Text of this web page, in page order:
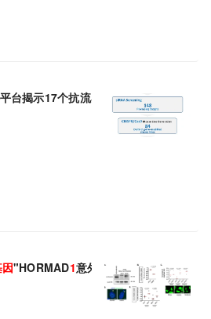
台揭示17个抗流感宿主基因——RGNEF
"HORMAD1意外激活成三阴性乳腺癌